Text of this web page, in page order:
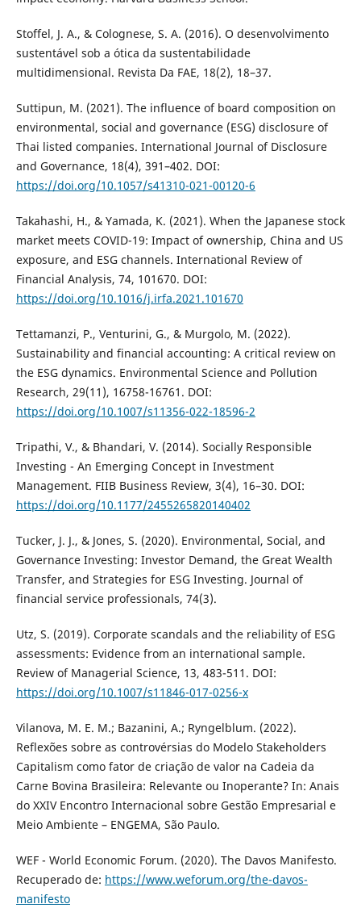
Stoffel, J. A., & Colognese, S. A. (2016). O desenvolvimento
sustentável sob a ótica da sustentabilidade
multidimensional. Revista Da FAE, 18(2), 18–37.
Suttipun, M. (2021). The influence of board composition on
environmental, social and governance (ESG) disclosure of
Thai listed companies. International Journal of Disclosure
and Governance, 18(4), 391–402. DOI:
https://doi.org/10.1057/s41310-021-00120-6
Takahashi, H., & Yamada, K. (2021). When the Japanese stock
market meets COVID-19: Impact of ownership, China and US
exposure, and ESG channels. International Review of
Financial Analysis, 74, 101670. DOI:
https://doi.org/10.1016/j.irfa.2021.101670
Tettamanzi, P., Venturini, G., & Murgolo, M. (2022).
Sustainability and financial accounting: A critical review on
the ESG dynamics. Environmental Science and Pollution
Research, 29(11), 16758-16761. DOI:
https://doi.org/10.1007/s11356-022-18596-2
Tripathi, V., & Bhandari, V. (2014). Socially Responsible
Investing - An Emerging Concept in Investment
Management. FIIB Business Review, 3(4), 16–30. DOI:
https://doi.org/10.1177/2455265820140402
Tucker, J. J., & Jones, S. (2020). Environmental, Social, and
Governance Investing: Investor Demand, the Great Wealth
Transfer, and Strategies for ESG Investing. Journal of
financial service professionals, 74(3).
Utz, S. (2019). Corporate scandals and the reliability of ESG
assessments: Evidence from an international sample.
Review of Managerial Science, 13, 483-511. DOI:
https://doi.org/10.1007/s11846-017-0256-x
Vilanova, M. E. M.; Bazanini, A.; Ryngelblum. (2022).
Reflexões sobre as controvérsias do Modelo Stakeholders
Capitalism como fator de criação de valor na Cadeia da
Carne Bovina Brasileira: Relevante ou Inoperante? In: Anais
do XXIV Encontro Internacional sobre Gestão Empresarial e
Meio Ambiente – ENGEMA, São Paulo.
WEF - World Economic Forum. (2020). The Davos Manifesto.
Recuperado de: https://www.weforum.org/the-davos-
manifesto